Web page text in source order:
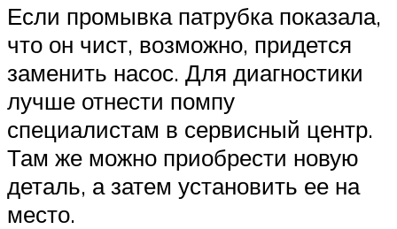
Если промывка патрубка показала,
что он чист, возможно, придется
заменить насос. Для диагностики
лучше отнести помпу
специалистам в сервисный центр.
Там же можно приобрести новую
деталь, а затем установить ее на
место.